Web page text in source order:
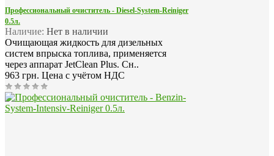
Профессиональный очиститель - Diesel-System-Reiniger
0.5л.
Наличие: Нет в наличии
Очищающая жидкость для дизельных
систем впрыска топлива, применяется
через аппарат JetClean Plus. Сн..
963 грн. Цена с учётом НДС